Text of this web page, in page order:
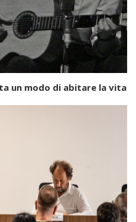
un modo di abitare la vita